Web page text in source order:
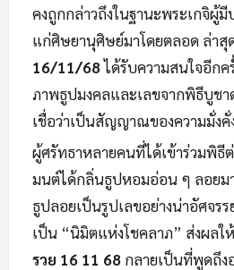
คงถูกกล่าวถึงในฐานะพระเกจิผู้
แก่ศิษยานุศิษย์มาโดยตลอด ล่าสุ
16/11/68ได้รับความสนใจอีกค
ภาพธูปมงคลและเลขจากพิธีบูชา
เชื่อว่าเป็นสัญญาณของความมั่งคั่
ผู้ศรัทธาหลายคนที่ได้เข้าร่วมพิธีต่
มนต์ได้กลิ่นธูปหอมอ่อน ๆ ลอยม
ธูปลอยเป็นรูปเลขอย่างน่าอัศจร
เป็น “นิมิตแห่งโชคลาภ” ส่งผลใ
รวย 16 11 68กลายเป็นที่พูดถึงอ